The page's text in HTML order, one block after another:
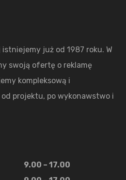
już od 1987 roku. W
swoją ofertę o reklamę
kompleksową i
projektu, po wykonawstwo i
9.00 – 17.00